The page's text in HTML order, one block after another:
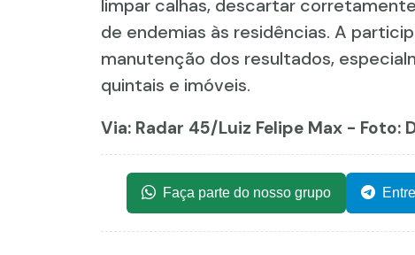
limpar calhas, descartar
de endemias às residências. A
manutenção dos resultados,
quintais e imóveis.
Via: Radar 45/Luiz Felipe Max - Foto:
Faça parte do nosso grupo